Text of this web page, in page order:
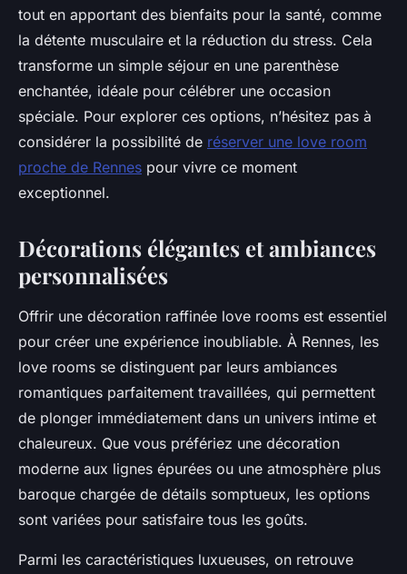
tout en apportant des bienfaits pour la santé, comme
la détente musculaire et la réduction du stress. Cela
transforme un simple séjour en une parenthèse
enchantée, idéale pour célébrer une occasion
spéciale. Pour explorer ces options, n’hésitez pas à
considérer la possibilité de réserver une love room
proche de Rennes pour vivre ce moment
exceptionnel.
Décorations élégantes et ambiances
personnalisées
Offrir une décoration raffinée love rooms est essentiel
pour créer une expérience inoubliable. À Rennes, les
love rooms se distinguent par leurs ambiances
romantiques parfaitement travaillées, qui permettent
de plonger immédiatement dans un univers intime et
chaleureux. Que vous préfériez une décoration
moderne aux lignes épurées ou une atmosphère plus
baroque chargée de détails somptueux, les options
sont variées pour satisfaire tous les goûts.
Parmi les caractéristiques luxueuses, on retrouve